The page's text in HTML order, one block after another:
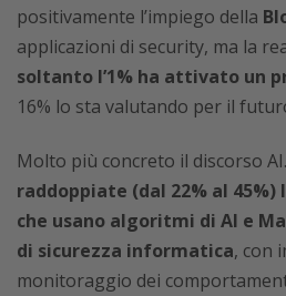
positivamente l’impiego della
applicazioni di security, ma la
soltanto l’1% ha attivato un
16% lo sta valutando per il
Molto più concreto il discorso
raddoppiate (dal 22% al
che usano algoritmi di AI e
di sicurezza informatica, con
monitoraggio dei